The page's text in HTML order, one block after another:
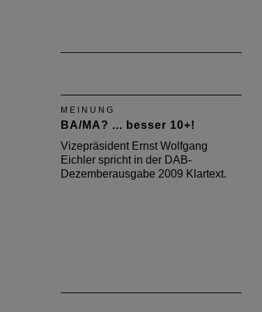
MEINUNG
BA/MA? ... besser 10+!
Vizepräsident Ernst Wolfgang
Eichler spricht in der DAB-
Dezemberausgabe 2009 Klartext.